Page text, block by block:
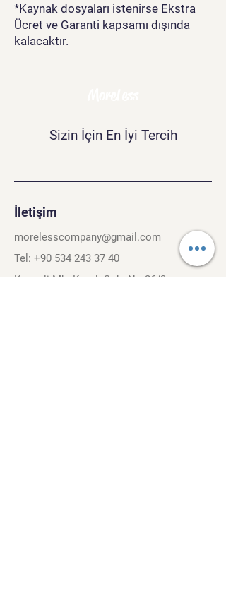
*Kaynak dosyaları istenirse Ekstra
Ücret ve Garanti kapsamı dışında
kalacaktır.
Sizin İçin En İyi Tercih
İletişim
morelesscompany@gmail.com
Tel: +90 534 243 37 40
Kırcaali Mh. Kayalı Sok. No.26/3